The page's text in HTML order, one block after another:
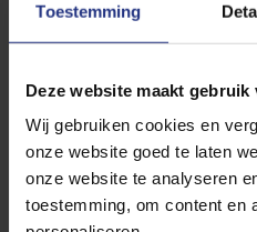
Toestemming
Deze website maakt gebruik
Wij gebruiken cookies en
onze website goed te laten
onze website te analyseren
toestemming, om content en
natuur hier te bieden heeft.
Bekijk de wandeling
Wilt u uw
delen?